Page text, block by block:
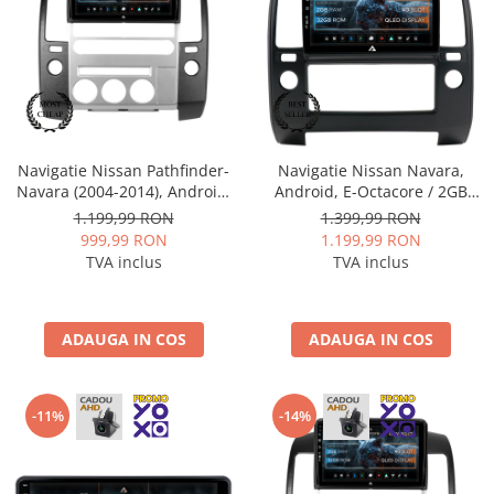
Nissan
Mitsubishi
Mazda
Isuzu
Chrysler
Navigatie Nissan Pathfinder-
Navara (2004-2014), Android,
P-Octacore / 2GB RAM + 32GB
ROM, 9 Inch - AD-
BGP9002+AD-BGRKIT170V2
1.199,99 RON
999,99 RON
TVA inclus
ADAUGA IN COS
Navigatie Nissan Navara,
Android, E-Octacore / 2GB
RAM + 32GB ROM, 9 Inch -
AD-BGE9002+AD-BGRKIT170
1.399,99 RON
1.199,99 RON
TVA inclus
ADAUGA IN COS
-11% -14%